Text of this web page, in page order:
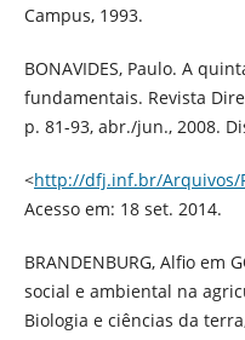
Campus, 1993.
BONAVIDES, Paulo. A
fundamentais. Revista
p. 81-93, abr./jun., 2008.
<http://dfj.inf.br/Arquivos/
Acesso em: 18 set. 2014.
BRANDENBURG, Alfio em
social e ambiental na
Biologia e ciências da